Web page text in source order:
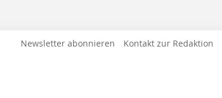
Newsletter abonnieren Kontakt zur Redaktion